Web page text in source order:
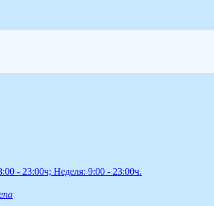
- 23:00ч; Неделя: 9:00 - 23:00ч.